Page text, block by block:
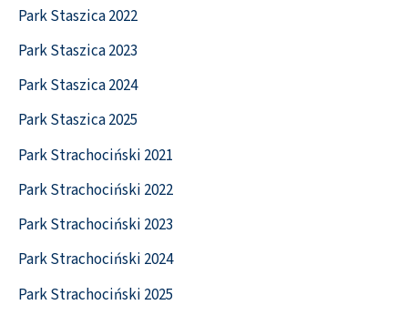
Park Staszica 2022
Park Staszica 2023
Park Staszica 2024
Park Staszica 2025
Park Strachociński 2021
Park Strachociński 2022
Park Strachociński 2023
Park Strachociński 2024
Park Strachociński 2025